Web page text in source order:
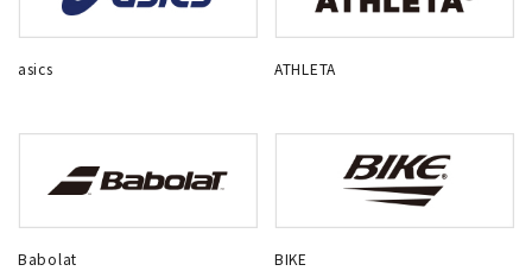
asics ATHLETA
Babolat BIKE